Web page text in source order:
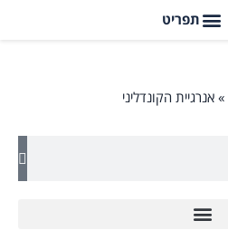
» אנרגיית הקונדליני